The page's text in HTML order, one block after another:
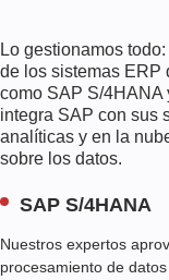
Lo gestionamos
de los sistemas ERP
como SAP S/4HANA
integra SAP con sus
analíticas y en la
sobre los datos.
SAP S/4HANA
Nuestros expertos
procesamiento de